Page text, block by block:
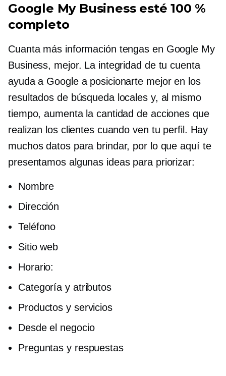
Google My Business esté 100 %
completo
Cuanta más información tengas en Google My
Business, mejor. La integridad de tu cuenta
ayuda a Google a posicionarte mejor en los
resultados de búsqueda locales y, al mismo
tiempo, aumenta la cantidad de acciones que
realizan los clientes cuando ven tu perfil. Hay
muchos datos para brindar, por lo que aquí te
presentamos algunas ideas para priorizar:
Nombre
Dirección
Teléfono
Sitio web
Horario:
Categoría y atributos
Productos y servicios
Desde el negocio
Preguntas y respuestas